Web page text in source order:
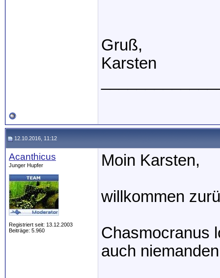
Gruß,
Karsten
12.10.2016, 11:12
Acanthicus
Junger Hupfer
Registriert seit: 13.12.2003
Beiträge: 5.960
Moin Karsten,
willkommen
Chasmocranus
auch